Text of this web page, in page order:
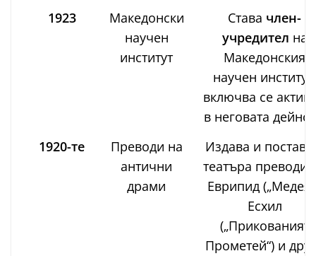
1923
Македонски
научен
институт
Става член-
учредител на
Македонския
научен институт;
включва се
в неговата
1920-те
Преводи на
антични
драми
Издава и поставя
театъра преводи
Еврипид
Есхил
(„Прикованият
Прометей“) и